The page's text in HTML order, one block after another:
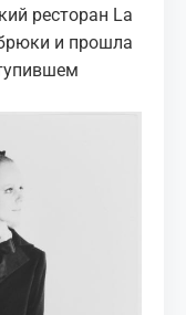
ресторан La
и прошла